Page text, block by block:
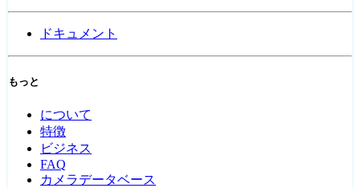
ドキュメント
もっと
について
特徴
ビジネス
FAQ
カメラデータベース